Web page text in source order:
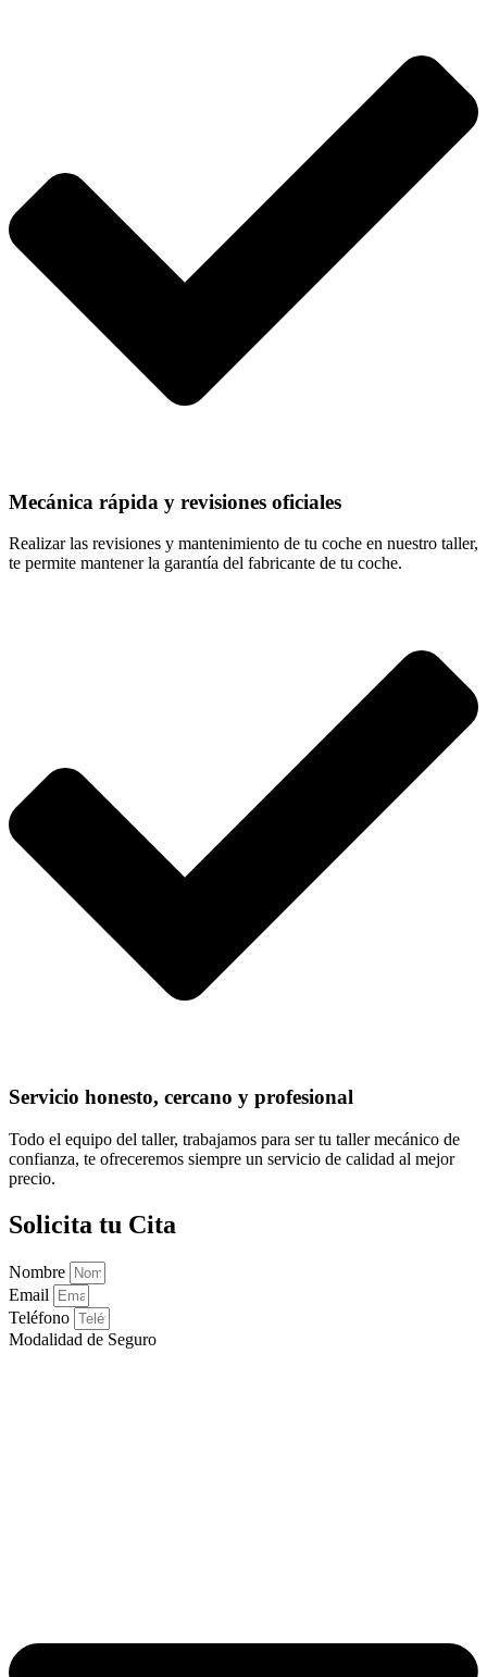
Mecánica rápida y revisiones oficiales
Realizar las revisiones y mantenimiento de tu coche en nuestro taller,
te permite mantener la garantía del fabricante de tu coche.
Servicio honesto, cercano y profesional
Todo el equipo del taller, trabajamos para ser tu taller mecánico de
confianza, te ofreceremos siempre un servicio de calidad al mejor
precio.
Solicita tu Cita
Nombre
Email
Teléfono
Modalidad de Seguro